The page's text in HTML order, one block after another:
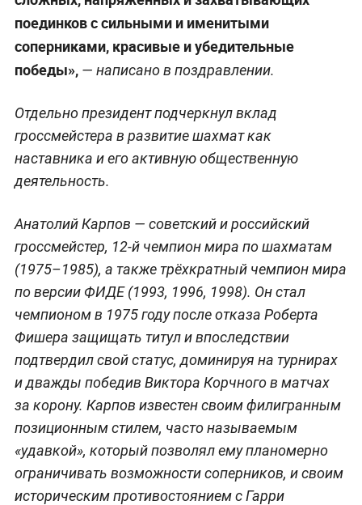
поединков с сильными и именитыми
соперниками, красивые и убедительные
победы»,— написано в поздравлении.
Отдельно президент подчеркнул вклад
гроссмейстера в развитие шахмат как
наставника и его активную общественную
деятельность.
Анатолий Карпов — советский и российский
гроссмейстер, 12-й чемпион мира по шахматам
(1975–1985), а также трёхкратный чемпион мира
по версии ФИДЕ (1993, 1996, 1998). Он стал
чемпионом в 1975 году после отказа Роберта
Фишера защищать титул и впоследствии
подтвердил свой статус, доминируя на турнирах
и дважды победив Виктора Корчного в матчах
за корону. Карпов известен своим филигранным
позиционным стилем, часто называемым
«удавкой», который позволял ему планомерно
ограничивать возможности соперников, и своим
историческим противостоянием с Гарри